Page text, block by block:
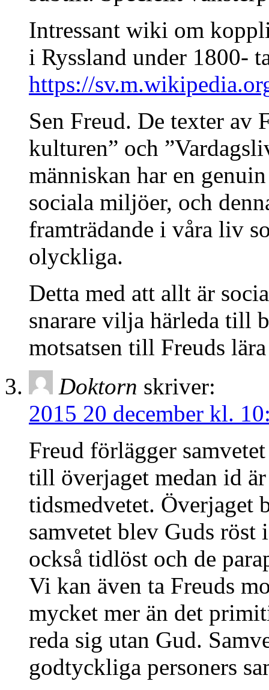
Intressant wiki om
i Ryssland under 1800-
https://
Sen Freud. De texter av
kulturen” och
människan har en
sociala miljöer, och
framträdande i våra liv
olyckliga.
Detta med att allt är
snarare vilja härleda till
motsatsen till Freuds
Doktorn skriver:
2015 20 december kl.
Freud förlägger samvetet
till överjaget medan id
tidsmedvetet. Överjaget
samvetet blev Guds röst
också tidlöst och de
Vi kan även ta Freuds
mycket mer än det
reda sig utan Gud.
godtyckliga personers